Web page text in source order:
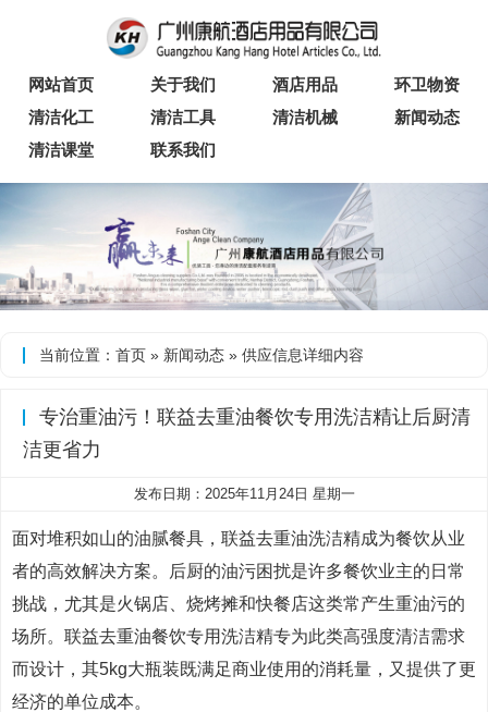
网站首页 关于我们 酒店用品
环卫物资
清洁化工
清洁工具 清洁机械
新闻动态
清洁课堂
联系我们
当前位置： 首页 » 新闻动态 » 供应信息详细内容
专治重油污！联益去重油餐饮专用洗洁精让后厨清
洁更省力
发布日期：2025年11月24日 星期一
面对堆积如山的油腻餐具，联益去重油洗洁精成为餐饮从业
者的高效解决方案。后厨的油污困扰是许多餐饮业主的日常
挑战，尤其是火锅店、烧烤摊和快餐店这类常产生重油污的
场所。联益去重油餐饮专用洗洁精专为此类高强度清洁需求
而设计，其5kg大瓶装既满足商业使用的消耗量，又提供了更
经济的单位成本。